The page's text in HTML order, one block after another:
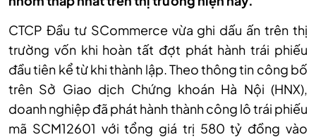
CTCP Đầu tư SCommerce vừa ghi dấu ấn trên thị
trường vốn khi hoàn tất đợt phát hành trái phiếu
đầu tiên kể từ khi thành lập. Theo thông tin công bố
trên Sở Giao dịch Chứng khoán Hà Nội (HNX),
doanh nghiệp đã phát hành thành công lô trái phiếu
mã SCM12601 với tổng giá trị 580 tỷ đồng vào